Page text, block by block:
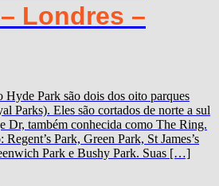
Londres –
Park são dois dos oito parques
Parks). Eles são cortados de norte a sul
Dr, também conhecida como The Ring.
Park, Green Park, St James’s
Park e Bushy Park. Suas […]